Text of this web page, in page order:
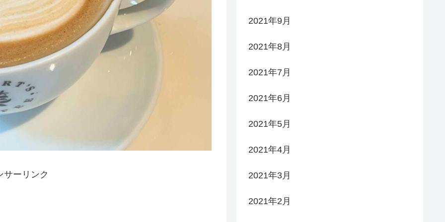
サーリンク
2021年9月
2021年8月
2021年7月
2021年6月
2021年5月
2021年4月
2021年3月
2021年2月